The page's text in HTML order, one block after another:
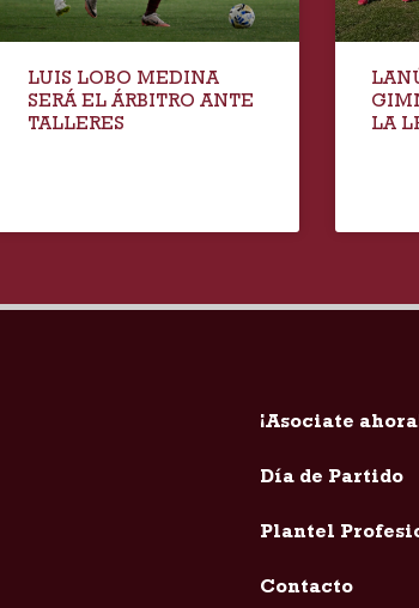
LUIS LOBO MEDINA
SERÁ EL ÁRBITRO ANTE
TALLERES
LA
¡Asociate
Día de Partido
Plantel
Contacto